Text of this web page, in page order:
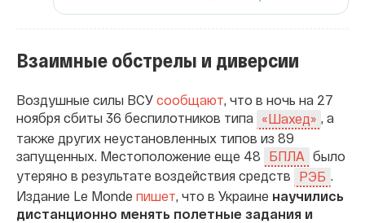
Взаимные обстрелы и диверсии
Воздушные силы ВСУ сообщают, что в ночь на 27
ноября сбиты 36 беспилотников типа
«Шахед» , а
также других неустановленных типов из 89
запущенных. Местоположение еще 48
БПЛА было
утеряно в результате воздействия средств
РЭБ .
Издание Le Monde пишет, что в Украине научились
дистанционно менять полетные задания и